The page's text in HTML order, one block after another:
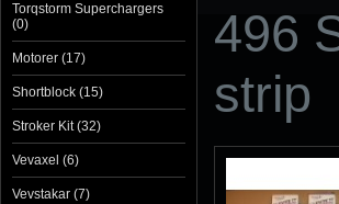
Torqstorm Superchargers
(0)
Motorer (17)
Shortblock (15)
Stroker Kit (32)
Vevaxel (6)
Vevstakar (7)
496
strip